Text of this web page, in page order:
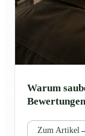
Warum
Zum Artikel